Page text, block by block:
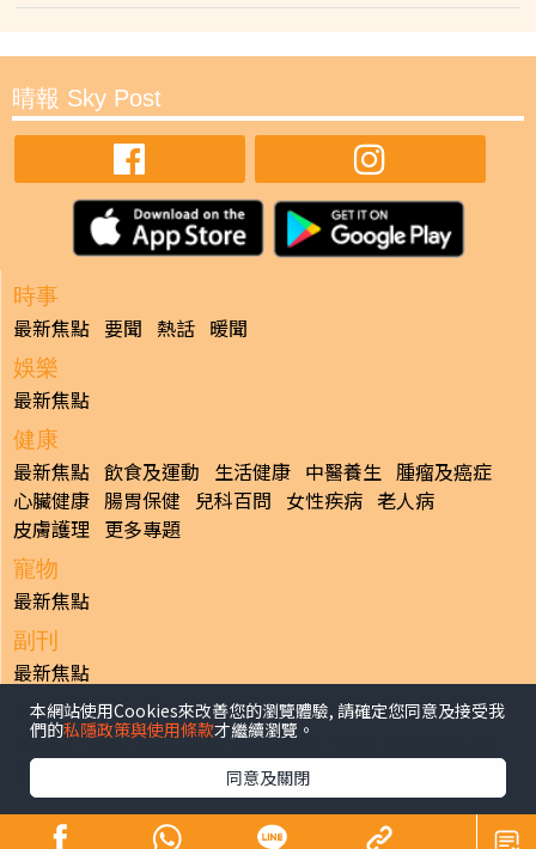
晴報 Sky Post
時事
最新焦點 要聞 熱話 暖聞
娛樂
最新焦點
健康
最新焦點 飲食及運動 生活健康 中醫養生 腫瘤及癌症
心臟健康 腸胃保健 兒科百問 女性疾病 老人病
皮膚護理 更多專題
寵物
最新焦點
副刊
最新焦點
日報
揭頁版 港聞 財經/地產 中國/國際
生活副刊
體育 專題/人物
香港經濟日報版權所有©2026
本網站使用Cookies來改善您的瀏覽體驗, 請確定您同意及接受我
們的私隱政策與使用條款才繼續瀏覽。
同意及關閉